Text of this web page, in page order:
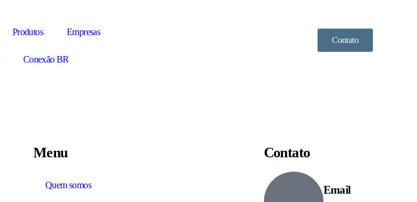
Produtos Empresas
Conexão BR
Contato
Menu
Quem somos
Contato
Email